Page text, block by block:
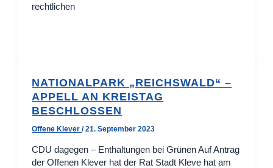
rechtlichen
NATIONALPARK „REICHSWALD“ –
APPELL AN KREISTAG
BESCHLOSSEN
Offene Klever/21. September 2023
CDU dagegen – Enthaltungen bei Grünen Auf Antrag
der Offenen Klever hat der Rat Stadt Kleve hat am